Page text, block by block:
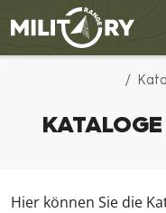
Army shop MILITARY
Hier können Sie die